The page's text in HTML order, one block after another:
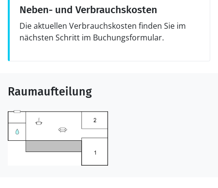
Neben- und Verbrauchskosten
Die aktuellen Verbrauchskosten finden Sie im
nächsten Schritt im Buchungsformular.
Raumaufteilung